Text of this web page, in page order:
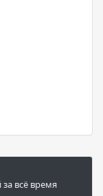
всё время